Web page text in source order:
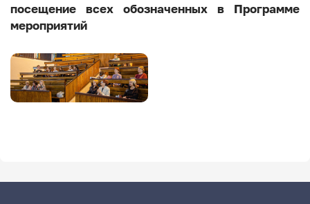
посещение всех обозначенных в Программе
мероприятий
Image